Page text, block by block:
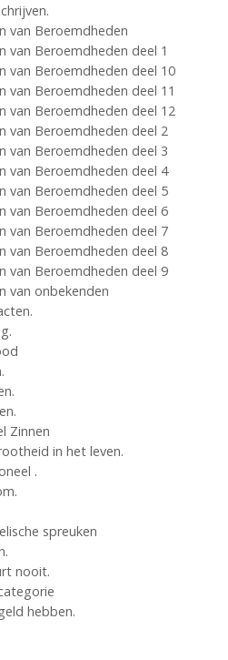
van Beroemdheden
van Beroemdheden deel 1
van Beroemdheden deel 10
van Beroemdheden deel 11
van Beroemdheden deel 12
van Beroemdheden deel 2
van Beroemdheden deel 3
van Beroemdheden deel 4
van Beroemdheden deel 5
van Beroemdheden deel 6
van Beroemdheden deel 7
van Beroemdheden deel 8
van Beroemdheden deel 9
van onbekenden
Zinnen
in het leven.
.
spreuken
nooit.
hebben.